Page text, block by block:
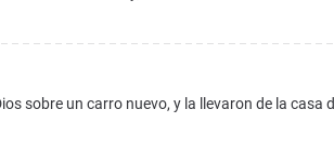
sobre un carro nuevo, y la llevaron de la casa